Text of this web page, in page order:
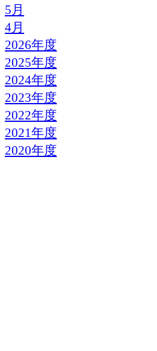
5月
4月
2026年度
2025年度
2024年度
2023年度
2022年度
2021年度
2020年度